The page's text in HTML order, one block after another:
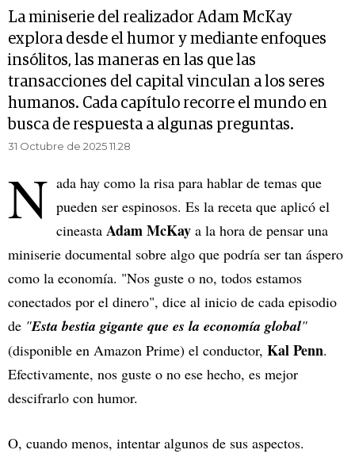
La miniserie del realizador Adam McKay
explora desde el humor y mediante enfoques
insólitos, las maneras en las que las
transacciones del capital vinculan a los seres
humanos. Cada capítulo recorre el mundo en
busca de respuesta a algunas preguntas.
31 Octubre de 2025 11.28
N ada hay como la risa para hablar de temas que
pueden ser espinosos. Es la receta que aplicó el
cineasta Adam McKay a la hora de pensar una
miniserie documental sobre algo que podría ser tan áspero
como la economía. "Nos guste o no, todos estamos
conectados por el dinero", dice al inicio de cada episodio
de "Esta bestia gigante que es la economía global"
(disponible en Amazon Prime) el conductor, Kal Penn.
Efectivamente, nos guste o no ese hecho, es mejor
descifrarlo con humor.
O, cuando menos, intentar algunos de sus aspectos.